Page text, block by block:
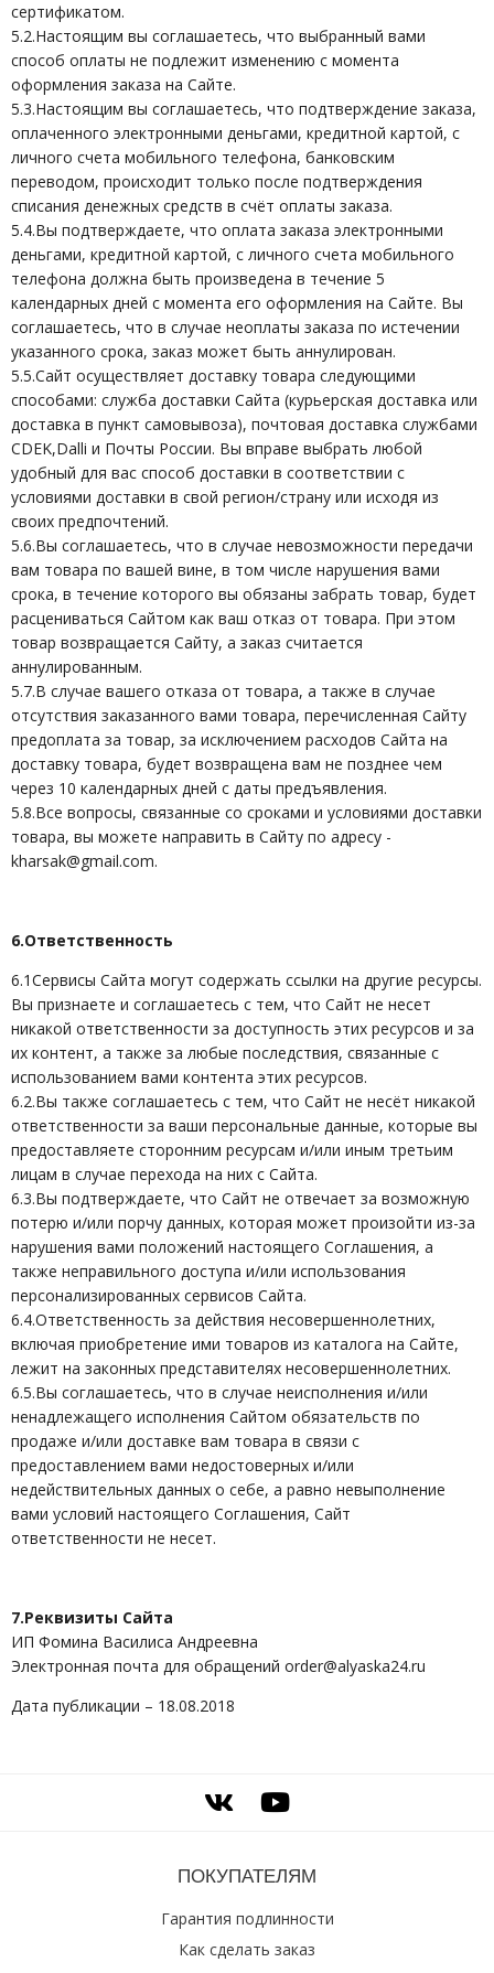
сертификатом.
5.2.Настоящим вы соглашаетесь, что выбранный вами
способ оплаты не подлежит изменению с момента
оформления заказа на Сайте.
5.3.Настоящим вы соглашаетесь, что подтверждение заказа,
оплаченного электронными деньгами, кредитной картой, с
личного счета мобильного телефона, банковским
переводом, происходит только после подтверждения
списания денежных средств в счёт оплаты заказа.
5.4.Вы подтверждаете, что оплата заказа электронными
деньгами, кредитной картой, с личного счета мобильного
телефона должна быть произведена в течение 5
календарных дней с момента его оформления на Сайте. Вы
соглашаетесь, что в случае неоплаты заказа по истечении
указанного срока, заказ может быть аннулирован.
5.5.Сайт осуществляет доставку товара следующими
способами: служба доставки Сайта (курьерская доставка или
доставка в пункт самовывоза), почтовая доставка службами
CDEK,Dalli и Почты России. Вы вправе выбрать любой
удобный для вас способ доставки в соответствии с
условиями доставки в свой регион/страну или исходя из
своих предпочтений.
5.6.Вы соглашаетесь, что в случае невозможности передачи
вам товара по вашей вине, в том числе нарушения вами
срока, в течение которого вы обязаны забрать товар, будет
расцениваться Сайтом как ваш отказ от товара. При этом
товар возвращается Сайту, а заказ считается
аннулированным.
5.7.В случае вашего отказа от товара, а также в случае
отсутствия заказанного вами товара, перечисленная Сайту
предоплата за товар, за исключением расходов Сайта на
доставку товара, будет возвращена вам не позднее чем
через 10 календарных дней с даты предъявления.
5.8.Все вопросы, связанные со сроками и условиями доставки
товара, вы можете направить в Сайту по адресу -
kharsak@gmail.com.
6.Ответственность
6.1Сервисы Сайта могут содержать ссылки на другие ресурсы.
Вы признаете и соглашаетесь с тем, что Сайт не несет
никакой ответственности за доступность этих ресурсов и за
их контент, а также за любые последствия, связанные с
использованием вами контента этих ресурсов.
6.2.Вы также соглашаетесь с тем, что Сайт не несёт никакой
ответственности за ваши персональные данные, которые вы
предоставляете сторонним ресурсам и/или иным третьим
лицам в случае перехода на них с Сайта.
6.3.Вы подтверждаете, что Сайт не отвечает за возможную
потерю и/или порчу данных, которая может произойти из-за
нарушения вами положений настоящего Соглашения, а
также неправильного доступа и/или использования
персонализированных сервисов Сайта.
6.4.Ответственность за действия несовершеннолетних,
включая приобретение ими товаров из каталога на Сайте,
лежит на законных представителях несовершеннолетних.
6.5.Вы соглашаетесь, что в случае неисполнения и/или
ненадлежащего исполнения Сайтом обязательств по
продаже и/или доставке вам товара в связи с
предоставлением вами недостоверных и/или
недействительных данных о себе, а равно невыполнение
вами условий настоящего Соглашения, Сайт
ответственности не несет.
7.Реквизиты Сайта
ИП Фомина Василиса Андреевна
Электронная почта для обращений order@alyaska24.ru
Дата публикации – 18.08.2018
ПОКУПАТЕЛЯМ
Гарантия подлинности
Как сделать заказ